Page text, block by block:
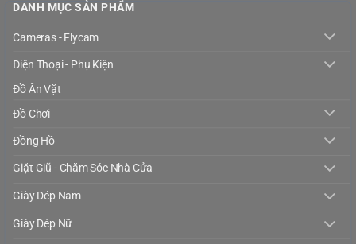
DANH MỤC SẢN PHẨM
Cameras - Flycam
Điện Thoại - Phụ Kiện
Đồ Ăn Vặt
Đồ Chơi
Đồng Hồ
Giặt Giũ - Chăm Sóc Nhà Cửa
Giày Dép Nam
Giày Dép Nữ